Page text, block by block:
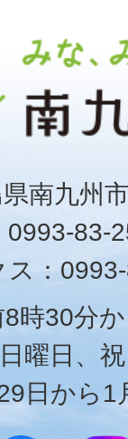
南九州
0993-83-
ス：
時30分
曜日、
29日から1